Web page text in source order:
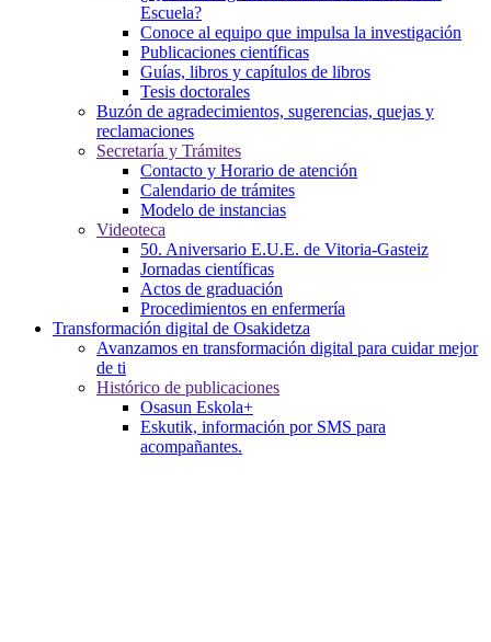
Escuela?
Conoce al equipo que impulsa la investigación
Publicaciones científicas
Guías, libros y capítulos de libros
Tesis doctorales
Buzón de agradecimientos, sugerencias, quejas y
reclamaciones
Secretaría y Trámites
Contacto y Horario de atención
Calendario de trámites
Modelo de instancias
Videoteca
50. Aniversario E.U.E. de Vitoria-Gasteiz
Jornadas científicas
Actos de graduación
Procedimientos en enfermería
Transformación digital de Osakidetza
Avanzamos en transformación digital para cuidar mejor
de ti
Histórico de publicaciones
Osasun Eskola+
Eskutik, información por SMS para
acompañantes.